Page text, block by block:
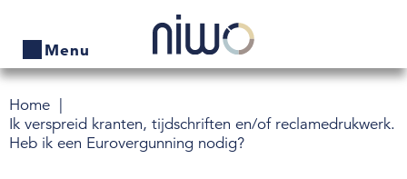
Menu
Home
Home
Ik verspreid kranten, tijdschriften en/of reclamedrukwerk.
Heb ik een Eurovergunning nodig?